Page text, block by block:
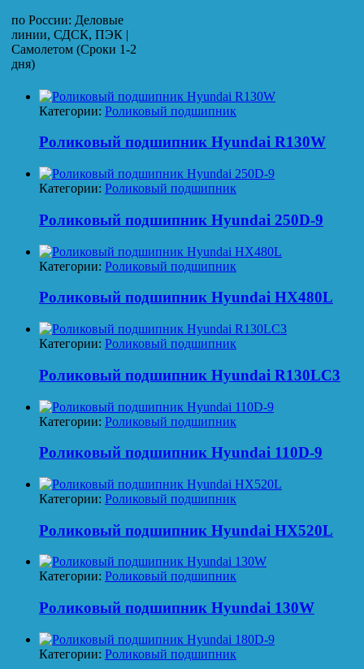
по России: Деловые
линии, СДСК, ПЭК |
Самолетом (Сроки 1-2
дня)
Категории: Роликовый подшипник
Роликовый подшипник Hyundai R130W
Категории: Роликовый подшипник
Роликовый подшипник Hyundai 250D-9
Категории: Роликовый подшипник
Роликовый подшипник Hyundai HX480L
Категории: Роликовый подшипник
Роликовый подшипник Hyundai R130LC3
Категории: Роликовый подшипник
Роликовый подшипник Hyundai 110D-9
Категории: Роликовый подшипник
Роликовый подшипник Hyundai HX520L
Категории: Роликовый подшипник
Роликовый подшипник Hyundai 130W
Категории: Роликовый подшипник